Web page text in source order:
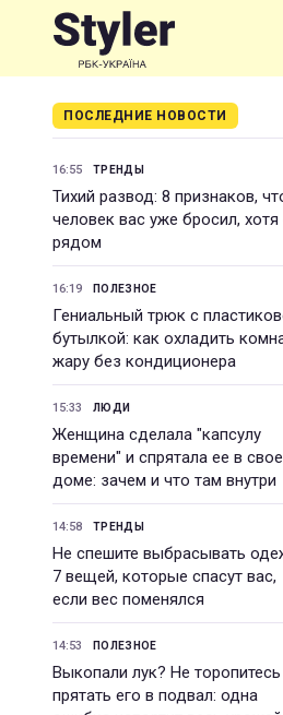
ПОСЛЕДНИЕ НОВОСТИ
16:55 ТРЕНДЫ
Тихий развод: 8 признаков,
человек вас уже бросил,
рядом
16:19 ПОЛЕЗНОЕ
Гениальный трюк с
бутылкой: как охладить
жару без кондиционера
15:33 ЛЮДИ
Женщина сделала "капсулу
времени" и спрятала ее в
доме: зачем и что там внутри
14:58 ТРЕНДЫ
Не спешите выбрасывать
7 вещей, которые спасут вас,
если вес поменялся
14:53 ПОЛЕЗНОЕ
Выкопали лук? Не торопитесь
прятать его в подвал: одна